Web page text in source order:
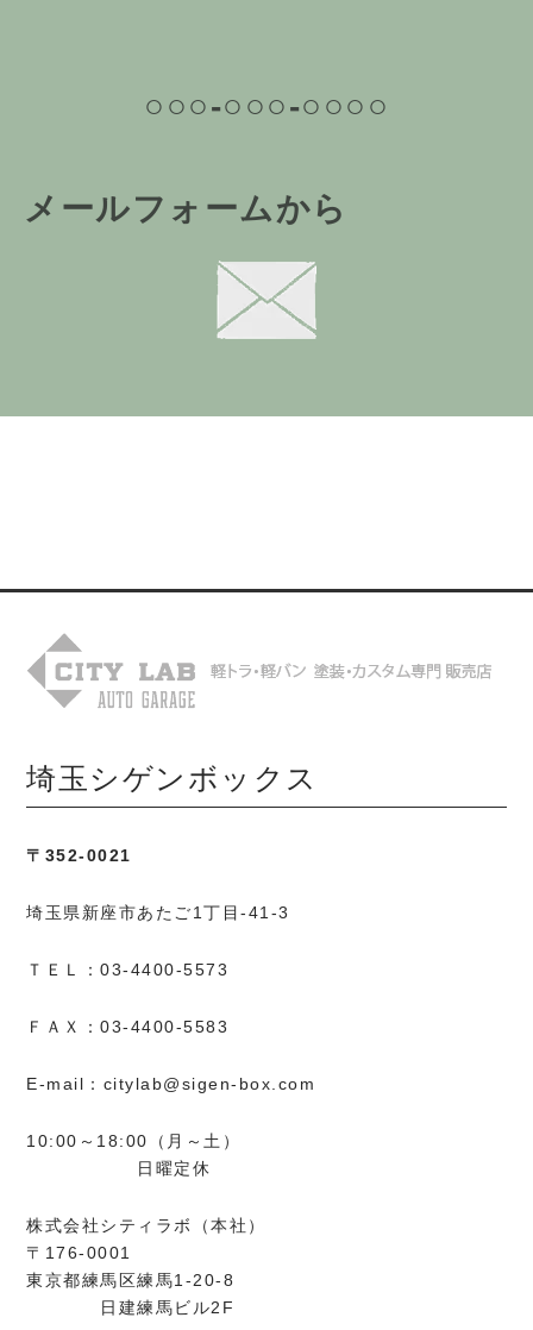
○○○-○○○-○○○○
メールフォームから
埼玉シゲンボックス
〒352-0021
埼玉県新座市あたご1丁目-41-3
ＴＥＬ：03-4400-5573
ＦＡＸ：03-4400-5583
E-mail：citylab@sigen-box.com
10:00～18:00（月～土）
日曜定休
株式会社シティラボ（本社）
〒176-0001
東京都練馬区練馬1-20-8
日建練馬ビル2F